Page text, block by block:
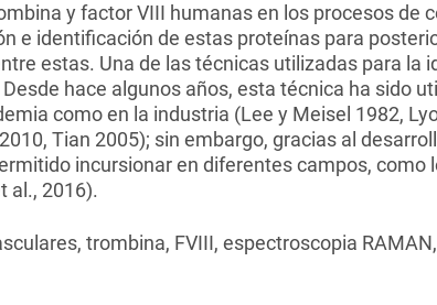
y factor VIII humanas en los procesos de
e identificación de estas proteínas para
estas. Una de las técnicas utilizadas para la
hace algunos años, esta técnica ha sido
como en la industria (Lee y Meisel 1982,
Tian 2005); sin embargo, gracias al
incursionar en diferentes campos, como
al., 2016).
trombina, FVIII, espectroscopia